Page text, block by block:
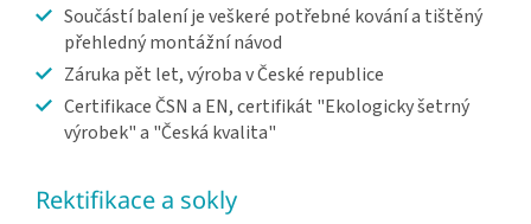
Součástí balení je veškeré potřebné kování a tištěný
přehledný montážní návod
Záruka pět let, výroba v České republice
Certifikace ČSN a EN, certifikát "Ekologicky šetrný
výrobek" a "Česká kvalita"
Rektifikace a sokly